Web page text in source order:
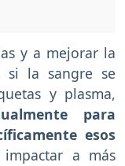
y a mejorar la
si la sangre se
y plasma,
para
esos
a más